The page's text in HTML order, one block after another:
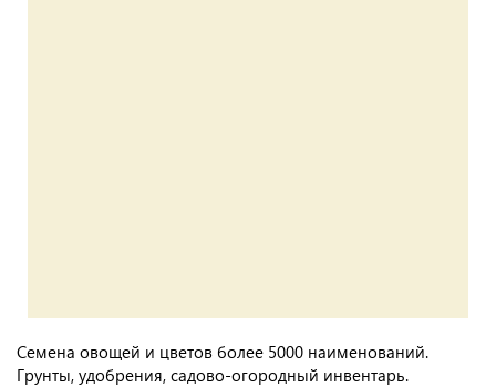
Семена овощей и цветов более 5000 наименований.
Грунты, удобрения, садово-огородный инвентарь.